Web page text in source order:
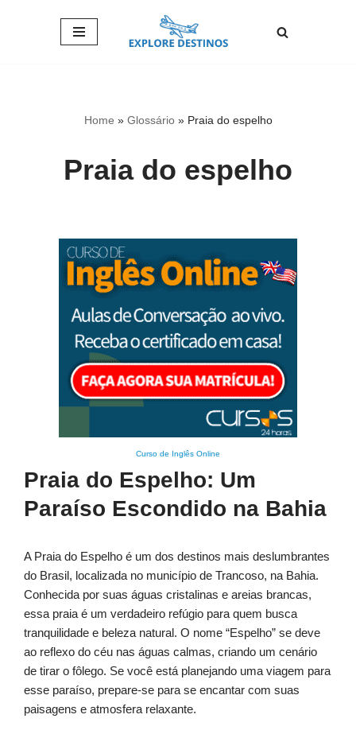
Home » Glossário» Praia do espelho
Praia do espelho
Curso de Inglês Online
Praia do Espelho: Um
Paraíso Escondido na Bahia
A Praia do Espelho é um dos destinos mais deslumbrantes
do Brasil, localizada no município de Trancoso, na Bahia.
Conhecida por suas águas cristalinas e areias brancas,
essa praia é um verdadeiro refúgio para quem busca
tranquilidade e beleza natural. O nome “Espelho” se deve
ao reflexo do céu nas águas calmas, criando um cenário
de tirar o fôlego. Se você está planejando uma viagem para
esse paraíso, prepare-se para se encantar com suas
paisagens e atmosfera relaxante.